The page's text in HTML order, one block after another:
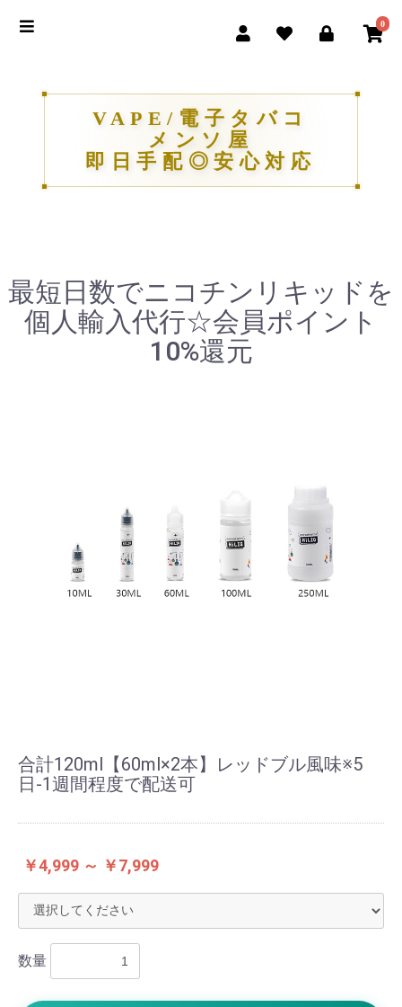
0
VAPE/電子タバコ
メンソ屋
即日手配◎安心対応
最短日数でニコチンリキッドを
個人輸入代行☆会員ポイント
10%還元
合計120ml【60ml×2本】レッドブル風味※5
日-1週間程度で配送可
￥4,999 ～ ￥7,999
数量